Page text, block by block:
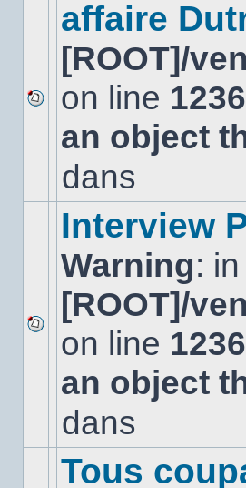
sujet.
Aucun
nouveau
message
sujet.
affaire
[ROOT]/
on line 1236
an object
dans
Aucun
nouveau
message
non-
dans
Interview
Warning:
[ROOT]/
on line 1236
an object
dans
Tous